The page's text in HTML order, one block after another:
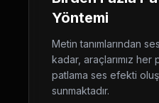
Yöntemi
Metin tanımlarından
kadar, araçlarımız
patlama ses efekti
sunmaktadır.